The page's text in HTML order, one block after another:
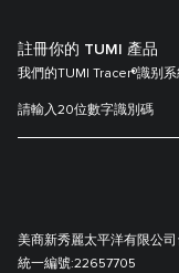
註冊你的 TUMI 產品
我們的TUMI Tracer®識别
美商新秀麗太平洋有限公司
統一編號:22657705